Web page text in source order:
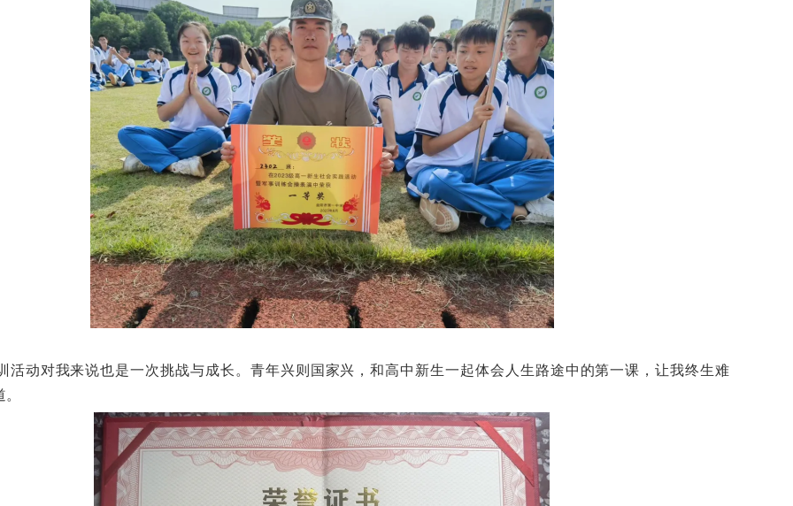
活动对我来说也是一次挑战与成长。青年兴则国家兴，和高中新生一起体会人生路途中的第一课，让我终生难